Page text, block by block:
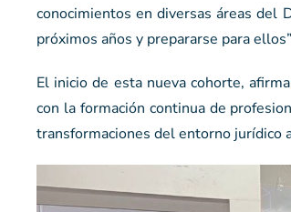
conocimientos en diversas áreas del
próximos años y prepararse para
El inicio de esta nueva cohorte,
con la formación continua de
transformaciones del entorno jurídico